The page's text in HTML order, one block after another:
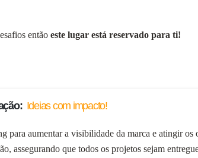
então este lugar está reservado para ti!
Ideias com impacto!
para aumentar a visibilidade da marca e atingir os
assegurando que todos os projetos sejam